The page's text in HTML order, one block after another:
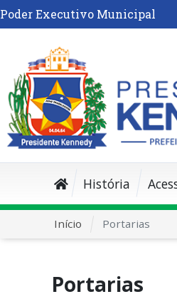
Poder Executivo Municipal
História
Início Portarias
Portarias